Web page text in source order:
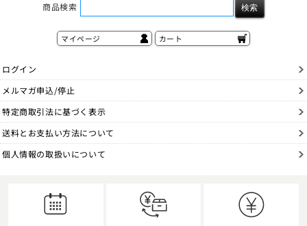
商品検索
マイページ カート
ログイン
メルマガ申込/停止
特定商取引法に基づく表示
送料とお支払い方法について
個人情報の取扱いについて